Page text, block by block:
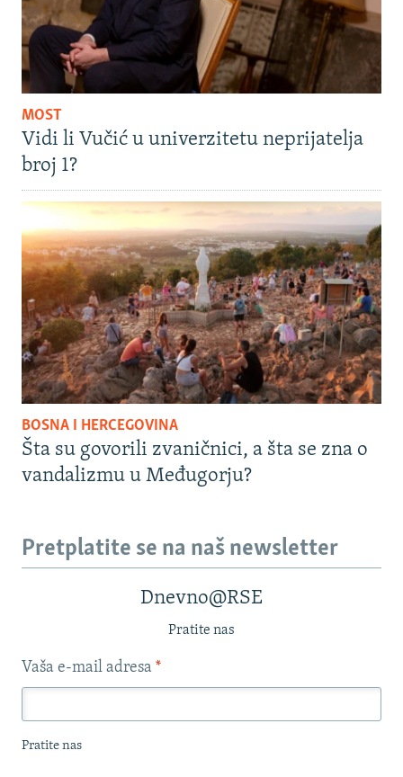
MOST
Vidi li Vučić u univerzitetu neprijatelja
broj 1?
BOSNA I HERCEGOVINA
Šta su govorili zvaničnici, a šta se zna o
vandalizmu u Međugorju?
Pretplatite se na naš newsletter
Dnevno@RSE
Pratite nas
Vaša e-mail adresa *
Pratite nas